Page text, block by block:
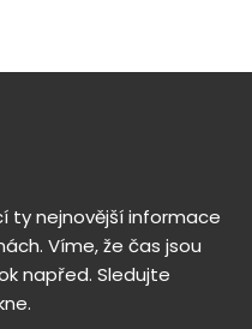
ty nejnovější informace
Víme, že čas jsou
napřed. Sledujte